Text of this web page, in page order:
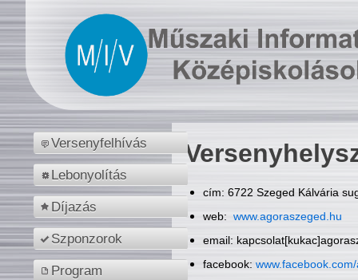
Versenyfelhívás
Lebonyolítás
Díjazás
Szponzorok
Program
cím: 6722 Szeged Kálvária
web: www.agoraszeged.hu
email:
facebook: